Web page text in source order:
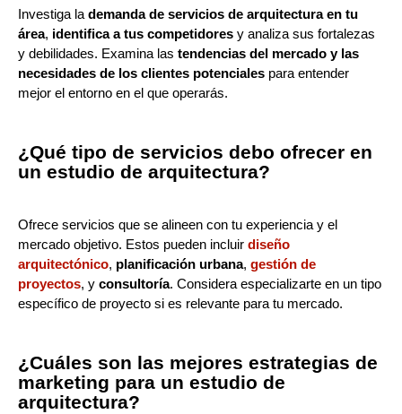
Investiga la demanda de servicios de arquitectura en tu
área, identifica a tus competidores y analiza sus fortalezas
y debilidades. Examina las tendencias del mercado y las
necesidades de los clientes potenciales para entender
mejor el entorno en el que operarás.
¿Qué tipo de servicios debo ofrecer en
un estudio de arquitectura?
Ofrece servicios que se alineen con tu experiencia y el
mercado objetivo. Estos pueden incluir diseño
arquitectónico, planificación urbana, gestión de
proyectos, y consultoría. Considera especializarte en un tipo
específico de proyecto si es relevante para tu mercado.
¿Cuáles son las mejores estrategias de
marketing para un estudio de
arquitectura?